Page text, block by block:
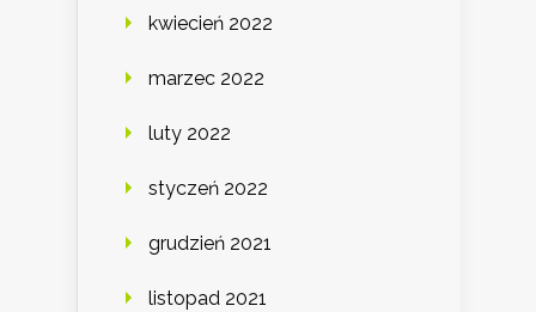
kwiecień 2022
marzec 2022
luty 2022
styczeń 2022
grudzień 2021
listopad 2021